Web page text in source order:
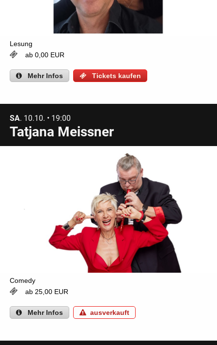
Lesung
ab 0,00 EUR
Mehr Infos Tickets kaufen
SA. 10.10. • 19:00
Tatjana Meissner
Comedy
ab 25,00 EUR
Mehr Infos ausverkauft